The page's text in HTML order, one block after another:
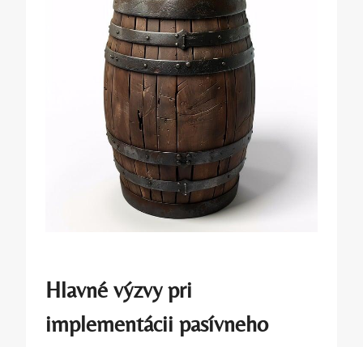
Hlavné výzvy pri
implementácii pasívneho